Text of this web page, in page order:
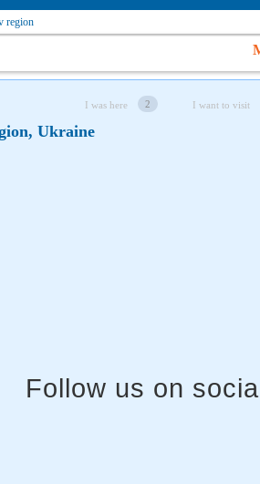
region
I was here 2 I want to visit
Ukraine
on social networks